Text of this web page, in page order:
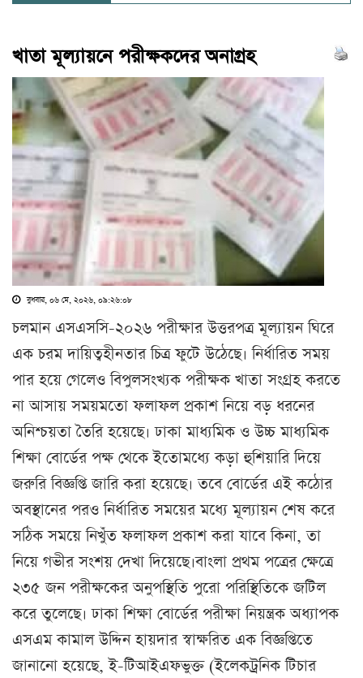
খাতা মূল্যায়নে পরীক্ষকদের অনাগ্রহ
বুধবার, ০৬ মে, ২০২৬, ০৯:২৬:০৮
চলমান এসএসসি-২০২৬ পরীক্ষার উত্তরপত্র মূল্যায়ন ঘিরে
এক চরম দায়িত্বহীনতার চিত্র ফুটে উঠেছে। নির্ধারিত সময়
পার হয়ে গেলেও বিপুলসংখ্যক পরীক্ষক খাতা সংগ্রহ করতে
না আসায় সময়মতো ফলাফল প্রকাশ নিয়ে বড় ধরনের
অনিশ্চয়তা তৈরি হয়েছে। ঢাকা মাধ্যমিক ও উচ্চ মাধ্যমিক
শিক্ষা বোর্ডের পক্ষ থেকে ইতোমধ্যে কড়া হুশিয়ারি দিয়ে
জরুরি বিজ্ঞপ্তি জারি করা হয়েছে। তবে বোর্ডের এই কঠোর
অবস্থানের পরও নির্ধারিত সময়ের মধ্যে মূল্যায়ন শেষ করে
সঠিক সময়ে নিখুঁত ফলাফল প্রকাশ করা যাবে কিনা, তা
নিয়ে গভীর সংশয় দেখা দিয়েছে।বাংলা প্রথম পত্রের ক্ষেত্রে
২৩৫ জন পরীক্ষকের অনুপস্থিতি পুরো পরিস্থিতিকে জটিল
করে তুলেছে। ঢাকা শিক্ষা বোর্ডের পরীক্ষা নিয়ন্ত্রক অধ্যাপক
এসএম কামাল উদ্দিন হায়দার স্বাক্ষরিত এক বিজ্ঞপ্তিতে
জানানো হয়েছে, ই-টিআইএফভুক্ত (ইলেকট্রনিক টিচার